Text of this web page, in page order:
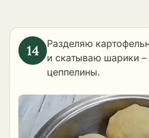
Разделяю
и скатываю шарики
цеппелины.